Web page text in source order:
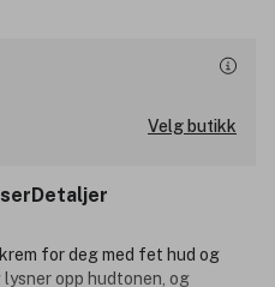
Velg butikk
Detaljer
for deg med fet hud og
opp hudtonen, og